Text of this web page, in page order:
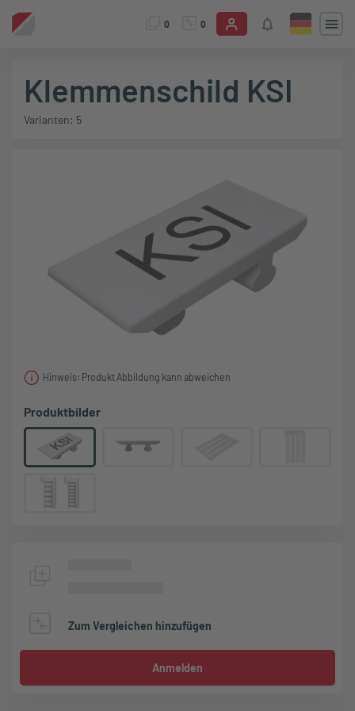
0 0
Klemmenschild KSI
Varianten: 5
Hinweis: Produkt Abbildung kann abweichen
Produktbilder
Zum Vergleichen hinzufügen
Anmelden